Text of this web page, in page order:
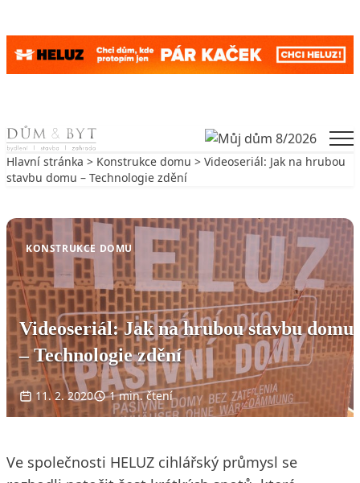
Skip to content
Hlavní stránka > Konstrukce domu > Videoseriál: Jak na hrubou
stavbu domu – Technologie zdění
KONSTRUKCE DOMU
Videoseriál: Jak na hrubou stavbu domu
– Technologie zdění
11. 2. 2020 1 min. čtení
Ve společnosti HELUZ cihlářský průmysl se